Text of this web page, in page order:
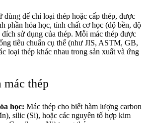
dùng để chỉ loại thép hoặc cấp thép, được
phần hóa học, tính chất cơ học (độ bền, độ
sử dụng của thép. Mỗi mác thép được
tiêu chuẩn cụ thể (như JIS, ASTM, GB,
loại thép khác nhau trong sản xuất và ứng
mác thép
học: Mác thép cho biết hàm lượng carbon
silic (Si), hoặc các nguyên tố hợp kim